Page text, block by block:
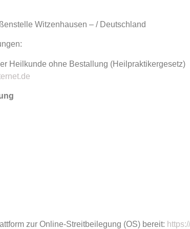
Witzenhausen – / Deutschland
Heilkunde ohne Bestallung (Heilpraktikergesetz)
zur Online-Streitbeilegung (OS) bereit: